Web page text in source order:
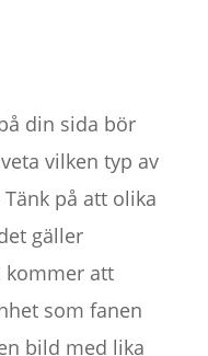
din sida bör
vilken typ av
på att olika
gäller
kommer att
som fanen
bild med lika